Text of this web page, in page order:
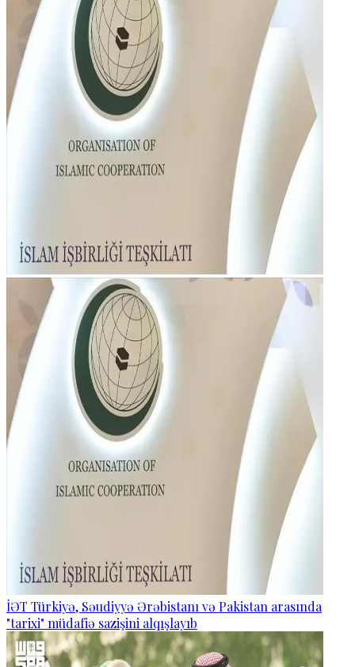
İƏT Türkiyə, Səudiyyə Ərəbistanı və Pakistan arasında
"tarixi" müdafiə sazişini alqışlayıb